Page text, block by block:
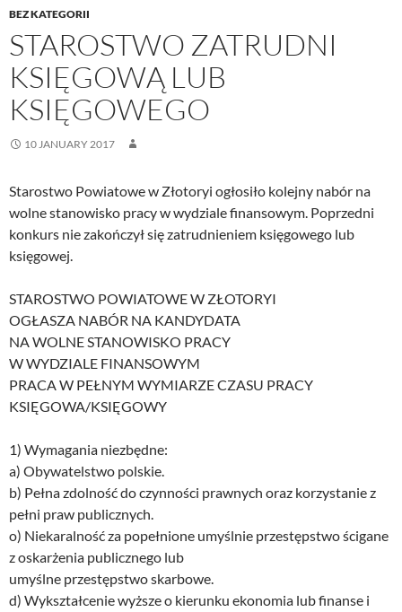
BEZ KATEGORII
STAROSTWO ZATRUDNI
KSIĘGOWĄ LUB
KSIĘGOWEGO
10 JANUARY 2017
Starostwo Powiatowe w Złotoryi ogłosiło kolejny nabór na
wolne stanowisko pracy w wydziale finansowym. Poprzedni
konkurs nie zakończył się zatrudnieniem księgowego lub
księgowej.
STAROSTWO POWIATOWE W ZŁOTORYI
OGŁASZA NABÓR NA KANDYDATA
NA WOLNE STANOWISKO PRACY
W WYDZIALE FINANSOWYM
PRACA W PEŁNYM WYMIARZE CZASU PRACY
KSIĘGOWA/KSIĘGOWY
1) Wymagania niezbędne:
a) Obywatelstwo polskie.
b) Pełna zdolność do czynności prawnych oraz korzystanie z
pełni praw publicznych.
o) Niekaralność za popełnione umyślnie przestępstwo ścigane
z oskarżenia publicznego lub
umyślne przestępstwo skarbowe.
d) Wykształcenie wyższe o kierunku ekonomia lub finanse i